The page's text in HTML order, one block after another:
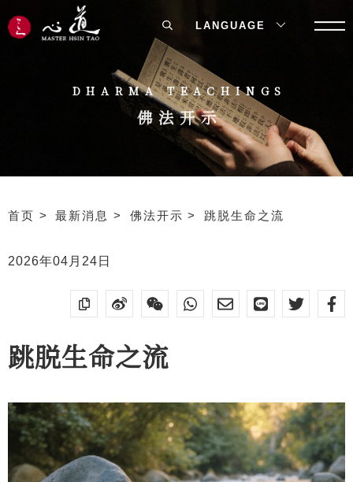
DHARMA TEACHINGS
佛法开示
首页 最新消息 佛法开示 跳脱生命之流
2026年04月24日
跳脱生命之流
LANGUAGE